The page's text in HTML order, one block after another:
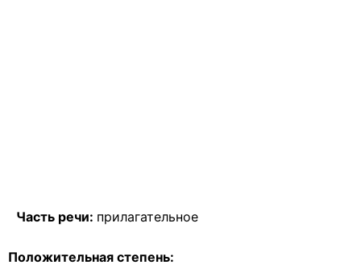
Часть речи: прилагательное
Положительная степень: